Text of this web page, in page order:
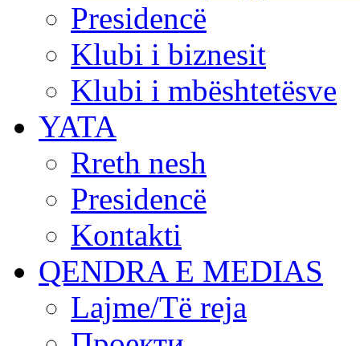
Presidencë
Klubi i biznesit
Klubi i mbështetësve
YATA
Rreth nesh
Presidencë
Kontakti
QENDRA E MEDIAS
Lajme/Të reja